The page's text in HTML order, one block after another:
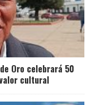
Oro celebrará 50
cultural